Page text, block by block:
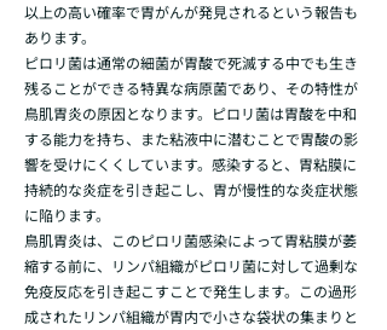
以上の高い確率で胃がんが発見されるという報告も
あります。
ピロリ菌は通常の細菌が胃酸で死滅する中でも生き
残ることができる特異な病原菌であり、その特性が
鳥肌胃炎の原因となります。ピロリ菌は胃酸を中和
する能力を持ち、また粘液中に潜むことで胃酸の影
響を受けにくくしています。感染すると、胃粘膜に
持続的な炎症を引き起こし、胃が慢性的な炎症状態
に陥ります。
鳥肌胃炎は、このピロリ菌感染によって胃粘膜が萎
縮する前に、リンパ組織がピロリ菌に対して過剰な
免疫反応を引き起こすことで発生します。この過形
成されたリンパ組織が胃内で小さな袋状の集まりと